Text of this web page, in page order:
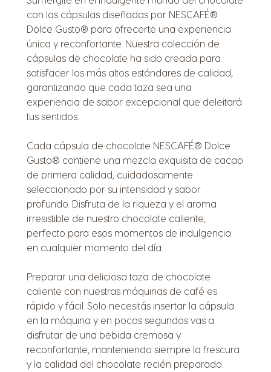
con las cápsulas diseñadas por NESCAFÉ®
Dolce Gusto® para ofrecerte una experiencia
única y reconfortante. Nuestra colección de
cápsulas de chocolate ha sido creada para
satisfacer los más altos estándares de calidad,
garantizando que cada taza sea una
experiencia de sabor excepcional que deleitará
tus sentidos.
Cada cápsula de chocolate NESCAFÉ® Dolce
Gusto® contiene una mezcla exquisita de cacao
de primera calidad, cuidadosamente
seleccionado por su intensidad y sabor
profundo. Disfruta de la riqueza y el aroma
irresistible de nuestro chocolate caliente,
perfecto para esos momentos de indulgencia
en cualquier momento del día.
Preparar una deliciosa taza de chocolate
caliente con nuestras máquinas de café es
rápido y fácil. Solo necesitás insertar la cápsula
en la máquina y en pocos segundos vas a
disfrutar de una bebida cremosa y
reconfortante, manteniendo siempre la frescura
y la calidad del chocolate recién preparado.